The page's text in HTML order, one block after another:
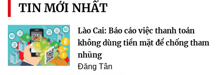
TIN MỚI NHẤT
Lào Cai: Báo cáo việc thanh toán
không dùng tiền mặt để chống tham
nhũng
Đăng Tân